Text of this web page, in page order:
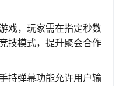
戏，玩家需在指定秒数
技模式，提升聚会合作
持弹幕功能允许用户输